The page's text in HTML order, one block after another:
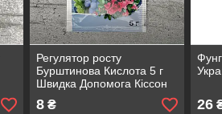
Регулятор росту
Бурштинова Кислота 5 г
Швидка Допомога Кіссон
8₴ 26